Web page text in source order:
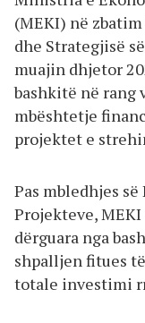
(MEKI) në
dhe Strategjisë
muajin dhjetor
bashkitë në rang
mbështetje
projektet e
Pas mbledhjes
Projekteve,
dërguara nga
shpalljen fitues
totale investimi